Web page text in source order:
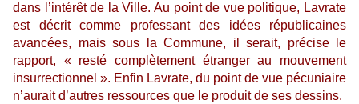
dans l’intérêt de la Ville. Au point de vue politique, Lavrate
est décrit comme professant des idées républicaines
avancées, mais sous la Commune, il serait, précise le
rapport, « resté complètement étranger au mouvement
insurrectionnel ». Enfin Lavrate, du point de vue pécuniaire
n’aurait d’autres ressources que le produit de ses dessins.